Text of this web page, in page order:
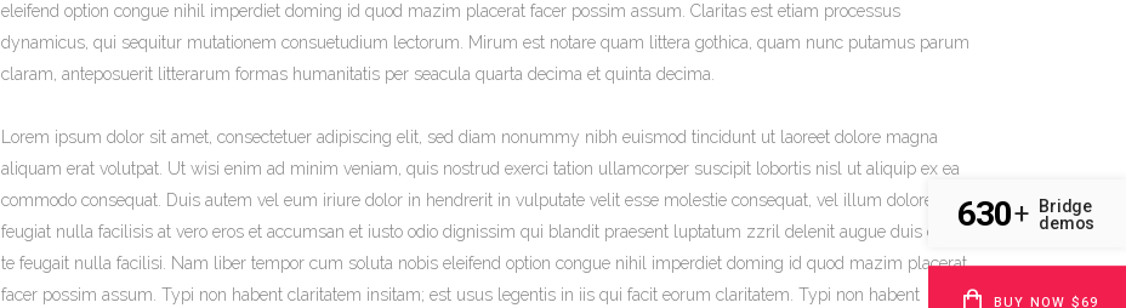
eleifend option congue nihil imperdiet doming id quod mazim placerat facer possim assum. Claritas est etiam processus
dynamicus, qui sequitur mutationem consuetudium lectorum. Mirum est notare quam littera gothica, quam nunc putamus parum
claram, anteposuerit litterarum formas humanitatis per seacula quarta decima et quinta decima.
Lorem ipsum dolor sit amet, consectetuer adipiscing elit, sed diam nonummy nibh euismod tincidunt ut laoreet dolore magna
aliquam erat volutpat. Ut wisi enim ad minim veniam, quis nostrud exerci tation ullamcorper suscipit lobortis nisl ut aliquip ex ea
commodo consequat. Duis autem vel eum iriure dolor in hendrerit in vulputate velit esse molestie consequat, vel illum dolore eu
feugiat nulla facilisis at vero eros et accumsan et iusto odio dignissim qui blandit praesent luptatum zzril delenit augue duis dolore
te feugait nulla facilisi. Nam liber tempor cum soluta nobis eleifend option congue nihil imperdiet doming id quod mazim placerat
facer possim assum. Typi non habent claritatem insitam; est usus legentis in iis qui facit eorum claritatem. Typi non habent
630+
Bridge
demos
BUY NOW $69